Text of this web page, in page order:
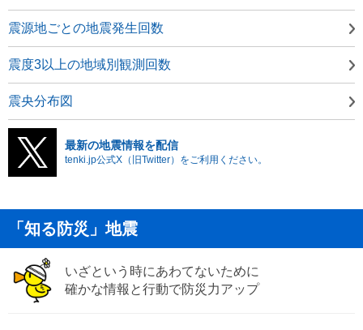
震源地ごとの地震発生回数
震度3以上の地域別観測回数
震央分布図
最新の地震情報を配信
tenki.jp公式X（旧Twitter）をご利用ください。
「知る防災」地震
いざという時にあわてないために
確かな情報と行動で防災力アップ